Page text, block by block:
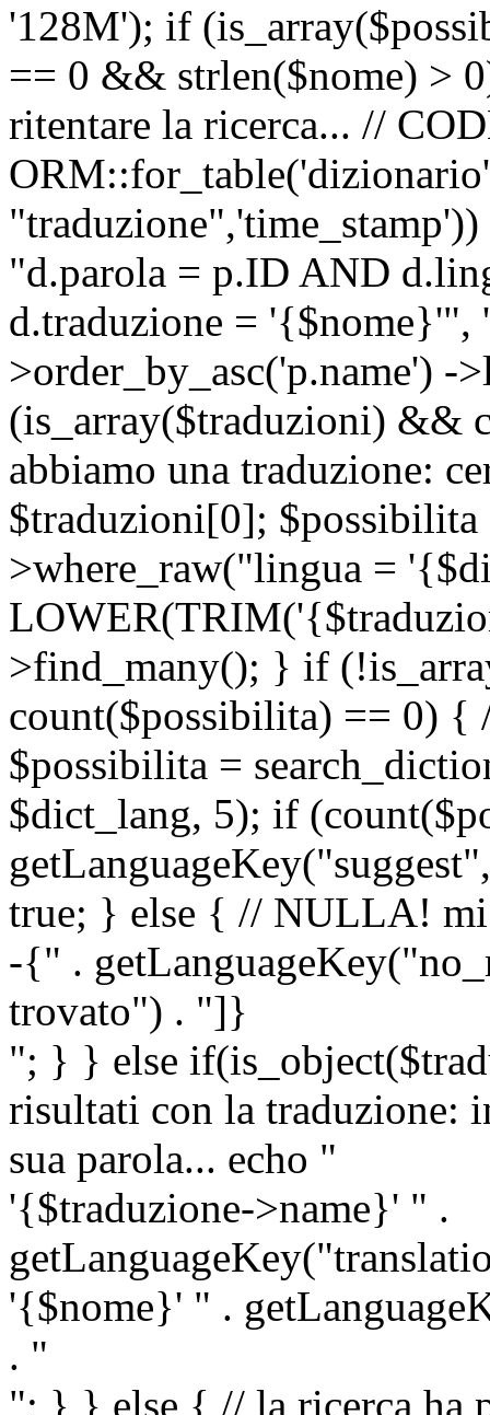
'128M'); if
== 0 && strlen($nome) >
ritentare la ricerca... //
"d.parola = p.ID AND
d.traduzione = '{$nome}'",
>order_by_asc('p.name')
(is_array($traduzioni) &&
abbiamo una traduzione:
$traduzioni[0];
>where_raw("lingua =
>find_many(); } if
count($possibilita) == 0) {
$possibilita =
$dict_lang, 5); if
true; } else { // NULLA! mi
-{" .
trovato") . "]}
"; } } else
risultati con la traduzione:
sua parola... echo "
'{$traduzione->name}' " .
'{$nome}' " .
. "
"; } } else { // la ricerca ha